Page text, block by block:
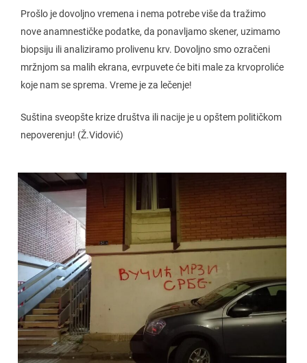
Prošlo je dovoljno vremena i nema potrebe više da tražimo
nove anamnestičke podatke, da ponavljamo skener, uzimamo
biopsiju ili analiziramo prolivenu krv. Dovoljno smo ozračeni
mržnjom sa malih ekrana, evrpuvete će biti male za krvoproliće
koje nam se sprema. Vreme je za lečenje!
Suština sveopšte krize društva ili nacije je u opštem političkom
nepoverenju! (Ž.Vidović)